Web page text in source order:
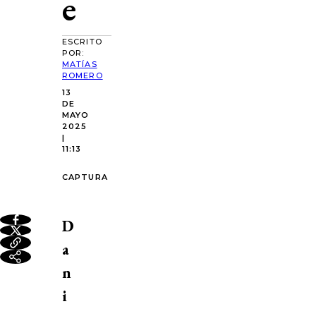
ESCRITO
POR:
MATÍAS
ROMERO
13
DE
MAYO
2025
|
11:13
CAPTURA
D
a
n
i